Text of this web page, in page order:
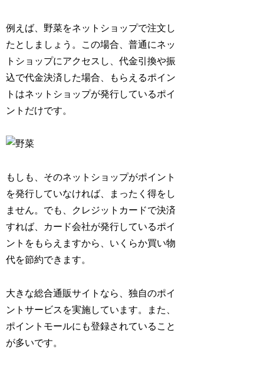
例えば、野菜をネットショップで注文し
たとしましょう。この場合、普通にネッ
トショップにアクセスし、代金引換や振
込で代金決済した場合、もらえるポイン
トはネットショップが発行しているポイ
ントだけです。
もしも、そのネットショップがポイント
を発行していなければ、まったく得をし
ません。でも、クレジットカードで決済
すれば、カード会社が発行しているポイ
ントをもらえますから、いくらか買い物
代を節約できます。
大きな総合通販サイトなら、独自のポイ
ントサービスを実施しています。また、
ポイントモールにも登録されていること
が多いです。